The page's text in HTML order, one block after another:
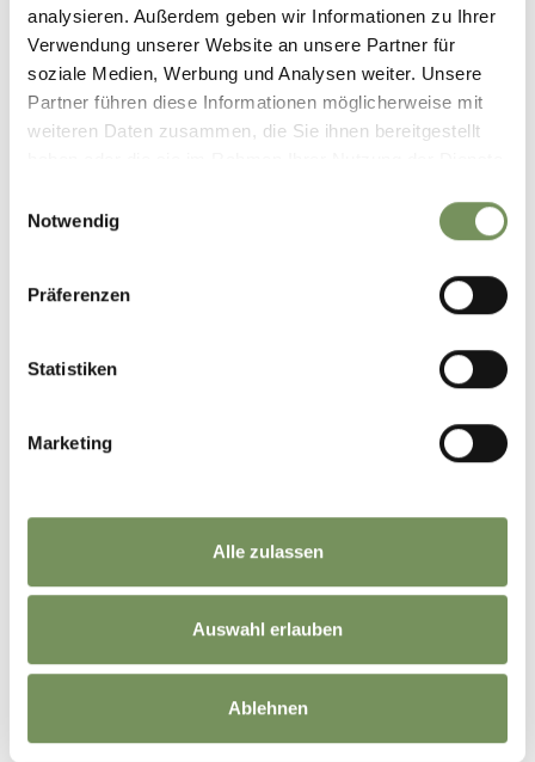
analysieren. Außerdem geben wir Informationen zu Ihrer
Verwendung unserer Website an unsere Partner für
soziale Medien, Werbung und Analysen weiter. Unsere
Partner führen diese Informationen möglicherweise mit
weiteren Daten zusammen, die Sie ihnen bereitgestellt
Notwendig
Präferenzen
Statistiken
Marketing
Alle zulassen
Auswahl erlauben
Ablehnen
KEEP IN TOUCH WITH US